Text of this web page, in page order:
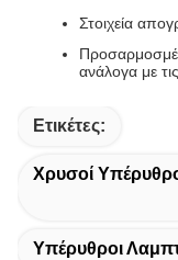
Στοιχεία
ανάλογα με
Ετικέτες:
Χρυσοί
Υπέρυθροι